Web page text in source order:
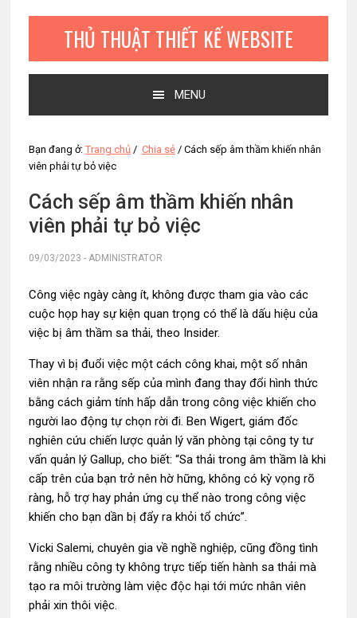
THỦ THUẬT THIẾT KẾ WEBSITE
MENU
Bạn đang ở: Trang chủ / Chia sẻ /Cách sếp âm thầm khiến nhân
viên phải tự bỏ việc
Cách sếp âm thầm khiến nhân
viên phải tự bỏ việc
09/03/2023 - ADMINISTRATOR
Công việc ngày càng ít, không được tham gia vào các
cuộc họp hay sự kiện quan trọng có thể là dấu hiệu của
việc bị âm thầm sa thải, theo Insider.
Thay vì bị đuổi việc một cách công khai, một số nhân
viên nhận ra rằng sếp của mình đang thay đổi hình thức
bằng cách giảm tính hấp dẫn trong công việc khiến cho
người lao động tự chọn rời đi. Ben Wigert, giám đốc
nghiên cứu chiến lược quản lý văn phòng tại công ty tư
vấn quản lý Gallup, cho biết: “Sa thải trong âm thầm là khi
cấp trên của bạn trở nên hờ hững, không có kỳ vọng rõ
ràng, hỗ trợ hay phản ứng cụ thể nào trong công việc
khiến cho bạn dần bị đẩy ra khỏi tổ chức”.
Vicki Salemi, chuyên gia về nghề nghiệp, cũng đồng tình
rằng nhiều công ty không trực tiếp tiến hành sa thải mà
tạo ra môi trường làm việc độc hại tới mức nhân viên
phải xin thôi việc.